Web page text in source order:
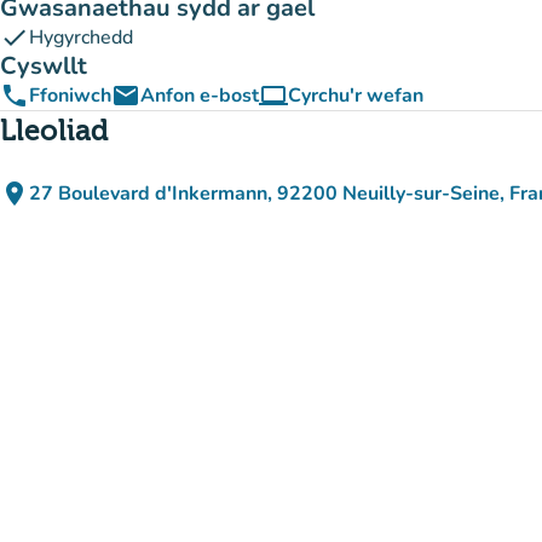
Gwasanaethau sydd ar gael
checkHygyrchedd
Cyswllt
phoneFfoniwchemailAnfon e-bostcomputerCyrchu'r wefan
(tab newydd)
Lleoliad
place 27 Boulevard d'Inkermann, 92200 Neuilly-sur-Seine,
(agor yn Google Maps)
(tab newydd)